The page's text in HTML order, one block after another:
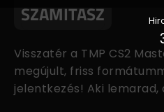
SZÁMÍTASZ
Visszatér a TMP CS2
megújult, friss
jelentkezés! Aki lemarad,